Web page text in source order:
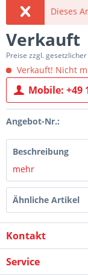
Dieses
Verkauft
Preise zzgl.
Verkauft! Nicht
Mobile: +49
Angebot-Nr.:
Beschreibung
mehr
Ähnliche Artikel
Kontakt
Service